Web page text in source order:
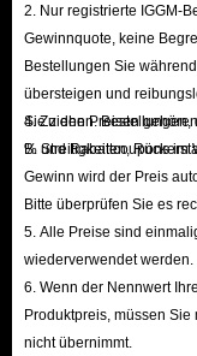
ArcheAge WAR
Verwendung &
InArcheAge WARist
Güter wie Häuser,
Handelspakete oder das
dynamische Ressource,
entscheidend ist.
Wofür wird Gold
2. Nur registrierte IGGM-
Gewinnquote, keine
Bestellungen Sie
übersteigen und
Sie ziehen. Bestellungen,
B. Streitigkeiten,
4. Zu den Preisen
% und Rabattcoupons im
Gewinn wird der Preis
Bitte überprüfen Sie es
5. Alle Preise sind
wiederverwendet werden.
6. Wenn der Nennwert
Produktpreis, müssen
nicht übernimmt.